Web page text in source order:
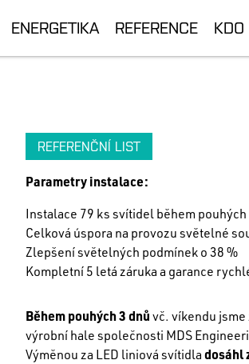
ENERGETIKA REFERENCE
REFERENČNÍ LIST
Parametry instalace:
Instalace 79 ks svítidel během
Celková úspora na provozu světelné
Zlepšení světelných podmínek o 38 %
Kompletní 5 letá záruka a garance
Během pouhých 3 dnůvč. víkendu
výrobní hale společnosti MDS
Výměnou za LED liniová svítidladosáhl